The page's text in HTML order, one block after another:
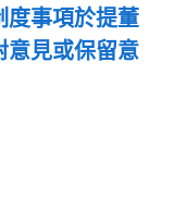
度事項於提董
意見或保留意